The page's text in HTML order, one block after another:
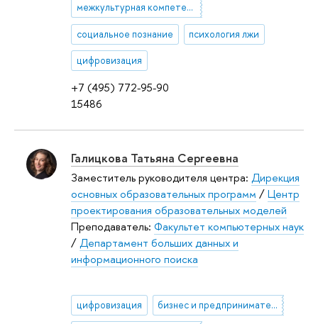
+7 (495) 772-95-90
15486
межкультурная компетентность
социальное познание психология лжи
цифровизация
Галицкова Татьяна Сергеевна
Заместитель руководителя центра: Дирекция
основных образовательных программ /Центр
проектирования образовательных моделей
Преподаватель: Факультет компьютерных наук
/Департамент больших данных и
информационного поиска
цифровизация бизнес и предпринимательство